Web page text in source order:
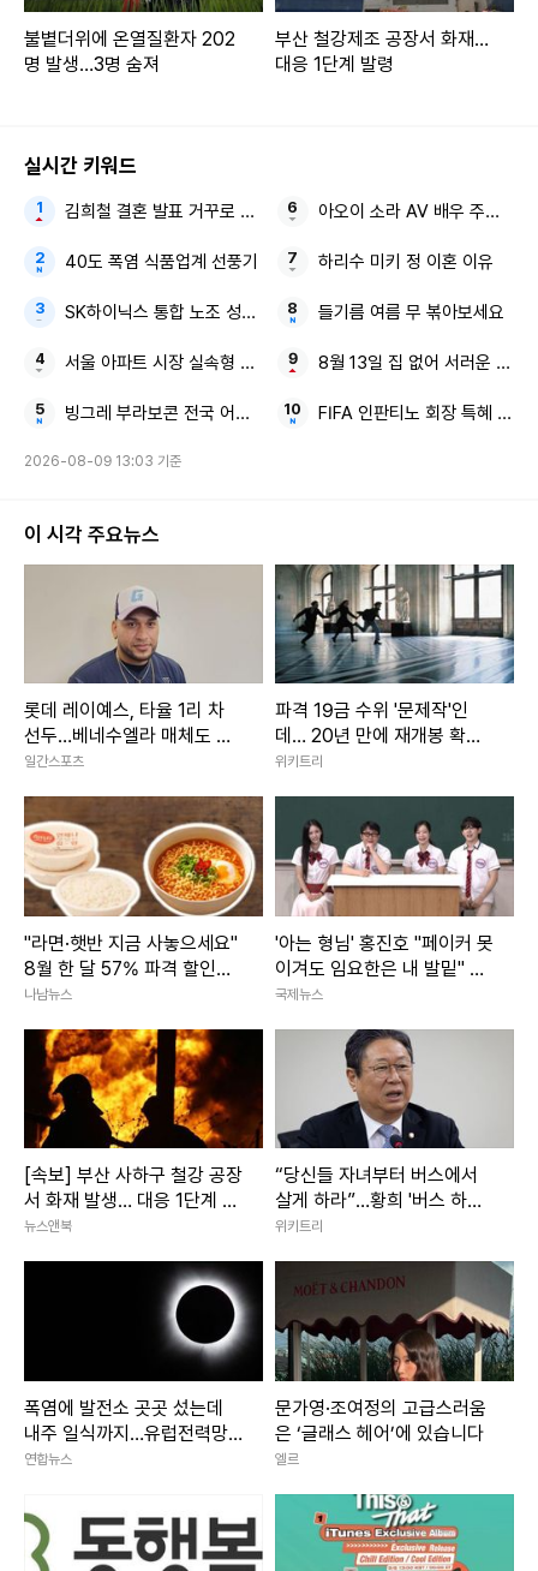
불볕더위에 온열질환자 202
명 발생…3명 숨져
부산 철강제조 공장서 화재…
대응 1단계 발령
실시간 키워드
김희철 결혼 발표 거꾸로 태극기
40도 폭염 식품업계 선풍기
SK하이닉스 통합 노조 성과급
서울 아파트 시장 실속형 소형
빙그레 부라보콘 전국 어린이 바둑대회
아오이 소라 AV 배우 주학년
하리수 미키 정 이혼 이유
들기름 여름 무 볶아보세요
8월 13일 집 없어 서러운 사람
FIFA 인판티노 회장 특혜 의혹
2026-08-09 13:03 기준
이 시각 주요뉴스
롯데 레이예스, 타율 1리 차
선두…베네수엘라 매체도 주
목
일간스포츠
파격 19금 수위 '문제작'인
데… 20년 만에 재개봉 확정
된 영화
위키트리
"라면·햇반 지금 사놓으세요"
8월 한 달 57% 파격 할인행
사 3800개 품목 마트
나남뉴스
'아는 형님' 홍진호 "페이커 못
이겨도 임요한은 내 발밑" 폭
소
국제뉴스
[속보] 부산 사하구 철강 공장
서 화재 발생… 대응 1단계 발
령·진화 중
뉴스앤북
“당신들 자녀부터 버스에서
살게 하라”…황희 '버스 하우
스'에 직격탄
위키트리
폭염에 발전소 곳곳 섰는데
내주 일식까지…유럽전력망
'긴장'
연합뉴스
문가영·조여정의 고급스러움
은 ‘글래스 헤어’에 있습니다
엘르